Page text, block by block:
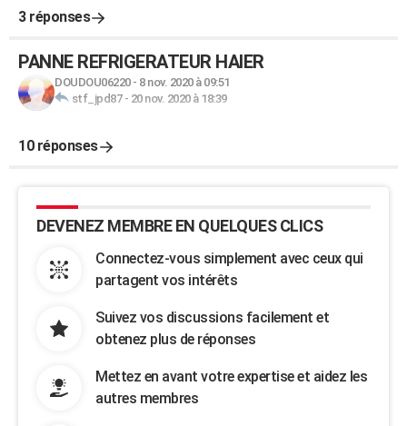
3 réponses
PANNE REFRIGERATEUR HAIER
DOUDOU06220- 8 nov. 2020 à 09:51
stf_jpd87- 20 nov. 2020 à 18:39
10 réponses
DEVENEZ MEMBRE EN QUELQUES CLICS
Connectez-vous simplement avec ceux qui
partagent vos intérêts
Suivez vos discussions facilement et
obtenez plus de réponses
Mettez en avant votre expertise et aidez les
autres membres